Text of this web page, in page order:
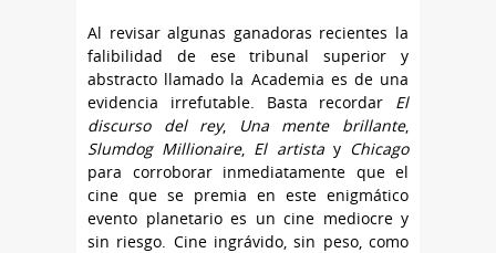
Al revisar algunas ganadoras recientes la
falibilidad de ese tribunal superior y
abstracto llamado la Academia es de una
evidencia irrefutable. Basta recordar El
discurso del rey, Una mente brillante,
Slumdog Millionaire, El artista y Chicago
para corroborar inmediatamente que el
cine que se premia en este enigmático
evento planetario es un cine mediocre y
sin riesgo. Cine ingrávido, sin peso, como